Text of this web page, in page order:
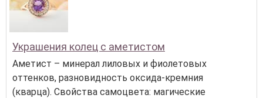
Украшения колец с аметистом
Аметист – минерал лиловых и фиолетовых
оттенков, разновидность оксида-кремния
(кварца). Свойства самоцвета: магические